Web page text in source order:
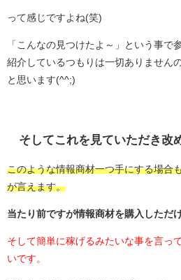
って感じですよね(笑)
「こんなの見つけたよ～」という事で
紹介しているつもりは一切ありません
と思います(^^;)
そしてこれを見ていただき改
このような情報商材一つ手にする場合
が言えます。
当たり前ですが情報商材を購入しただ
そして簡単に稼げるみたいな事を言っ
いです。